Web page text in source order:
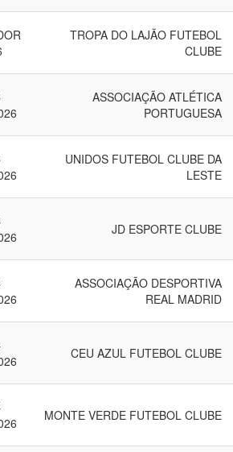
TROPA DO LAJÃO FUTEBOL
CLUBE
ASSOCIAÇÃO ATLÉTICA
PORTUGUESA
UNIDOS FUTEBOL CLUBE DA
LESTE
JD ESPORTE CLUBE
ASSOCIAÇÃO DESPORTIVA
REAL MADRID
CEU AZUL FUTEBOL CLUBE
MONTE VERDE FUTEBOL CLUBE